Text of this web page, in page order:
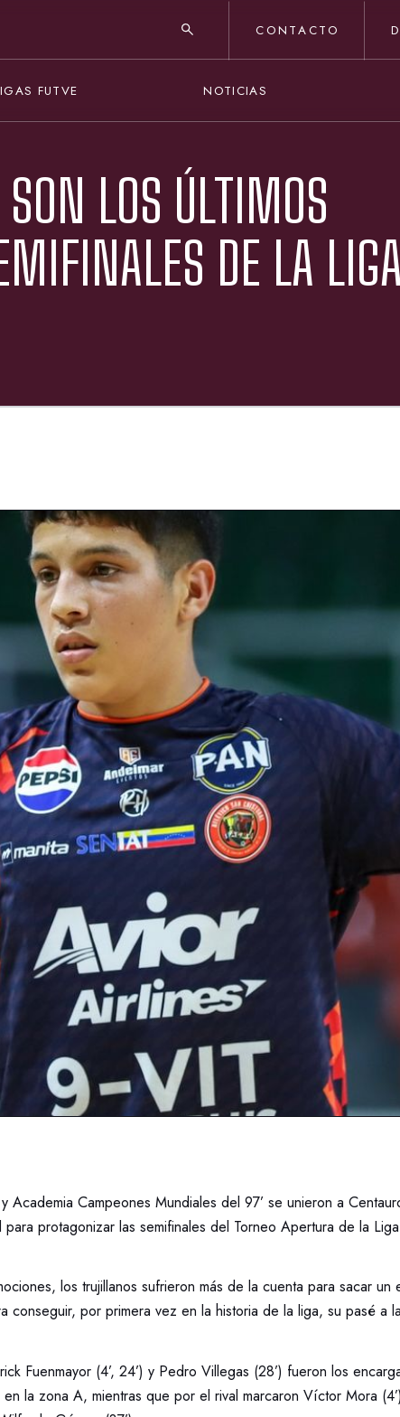
CONTACTO
FUTVE NOTICIAS
LOS ÚLTIMOS
DE LA LIGA
Academia Campeones Mundiales del 97’ se unieron a
protagonizar las semifinales del Torneo Apertura de la Liga
los trujillanos sufrieron más de la cuenta para sacar un
conseguir, por primera vez en la historia de la liga, su pasé a
Fuenmayor (4’, 24’) y Pedro Villegas (28’) fueron los
la zona A, mientras que por el rival marcaron Víctor Mora